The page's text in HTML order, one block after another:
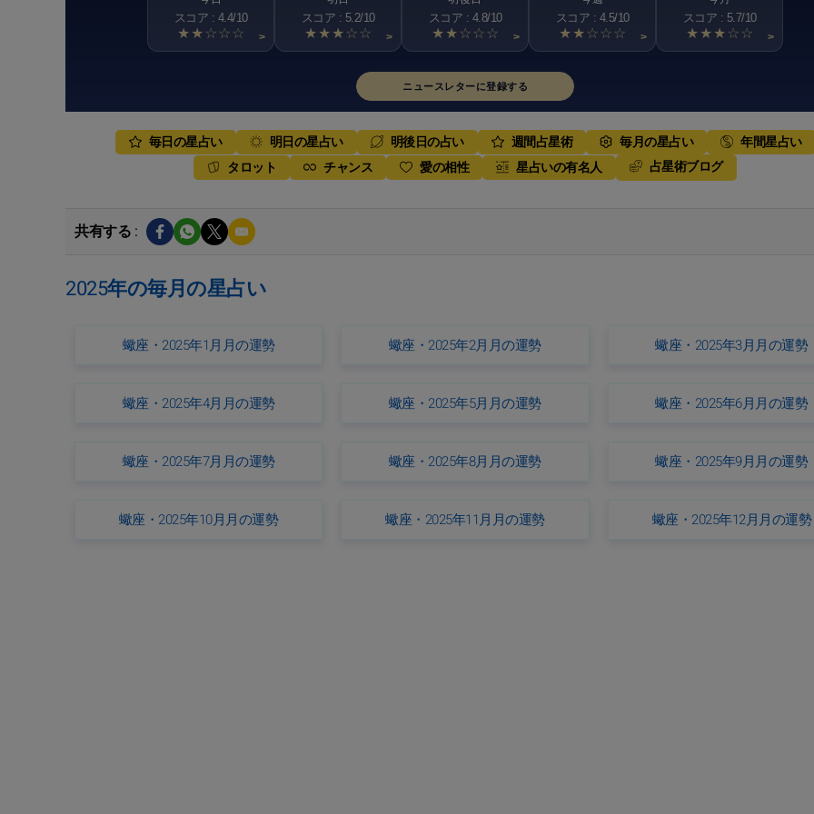
スコア : 4.4/10
★★☆☆☆ >
スコア : 5.2/10
★★★☆☆ >
スコア : 4.8/10
★★☆☆☆ >
スコア : 4.5/10
★★☆☆☆ >
スコア : 5.7/10
★★★☆☆ >
ニュースレターに登録する
毎日の星占い 明日の星占い 明後日の占い 週間占星術 毎月の星占い
年間星占い
タロット
チャンス 愛の相性 星占いの有名人 占星術ブログ
共有する :
2025年の毎月の星占い
蠍座・2025年1月月の運勢 蠍座・2025年2月月の運勢 蠍座・2025年3月月の運勢
蠍座・2025年4月月の運勢 蠍座・2025年5月月の運勢 蠍座・2025年6月月の運勢
蠍座・2025年7月月の運勢 蠍座・2025年8月月の運勢 蠍座・2025年9月月の運勢
蠍座・2025年10月月の運勢 蠍座・2025年11月月の運勢 蠍座・2025年12月月の運勢